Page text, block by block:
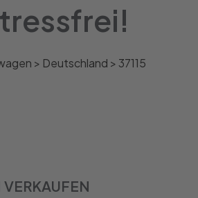
> Deutschland >37115